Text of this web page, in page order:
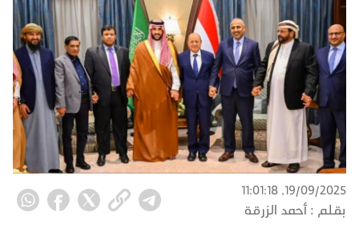
19/09/2025, 11:01:18
بقلم : أحمد الزرقة